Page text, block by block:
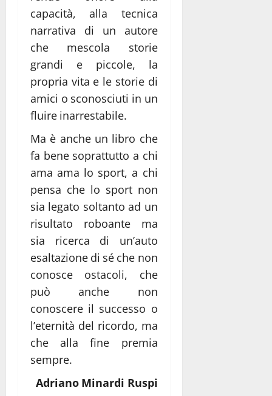
capacità, alla tecnica
narrativa di un autore
che mescola storie
grandi e piccole, la
propria vita e le storie di
amici o sconosciuti in un
fluire inarrestabile.
Ma è anche un libro che
fa bene soprattutto a chi
ama ama lo sport, a chi
pensa che lo sport non
sia legato soltanto ad un
risultato roboante ma
sia ricerca di un’auto
esaltazione di sé che non
conosce ostacoli, che
può anche non
conoscere il successo o
l’eternità del ricordo, ma
che alla fine premia
sempre.
Adriano Minardi Ruspi